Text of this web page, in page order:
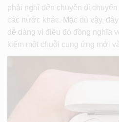
phải nghĩ đến chuyện di
các nước khác. Mặc dù vậy,
dễ dàng vì điều đó đồng nghĩa
kiếm một chuỗi cung ứng mới